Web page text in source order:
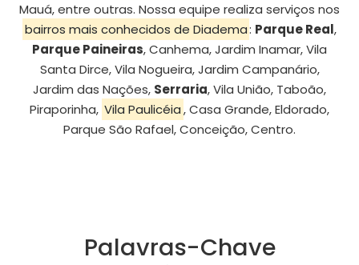
Mauá, entre outras. Nossa equipe realiza serviços nos
bairros mais conhecidos de Diadema: Parque Real,
Parque Paineiras, Canhema, Jardim Inamar, Vila
Santa Dirce, Vila Nogueira, Jardim Campanário,
Jardim das Nações, Serraria, Vila União, Taboão,
Piraporinha, Vila Paulicéia, Casa Grande, Eldorado,
Parque São Rafael, Conceição, Centro.
Palavras-Chave